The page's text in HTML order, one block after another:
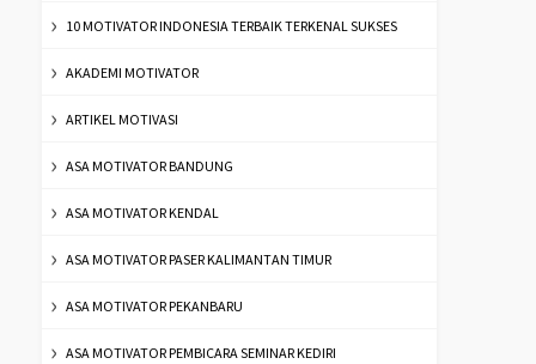
10 MOTIVATOR INDONESIA TERBAIK TERKENAL SUKSES
AKADEMI MOTIVATOR
ARTIKEL MOTIVASI
ASA MOTIVATOR BANDUNG
ASA MOTIVATOR KENDAL
ASA MOTIVATOR PASER KALIMANTAN TIMUR
ASA MOTIVATOR PEKANBARU
ASA MOTIVATOR PEMBICARA SEMINAR KEDIRI